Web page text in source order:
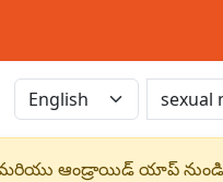
ఆండ్రాయిడ్ యాప్ నుండి